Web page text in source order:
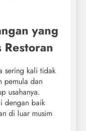
yang
sering kali tidak
pemula dan
usahanya.
dengan baik
di luar musim